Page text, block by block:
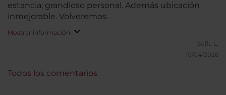
estancia; grandioso personal. Además ubicación
inmejorable. Volveremos.
Mostrar información
Sofia L.
10/04/2026
Todos los comentarios